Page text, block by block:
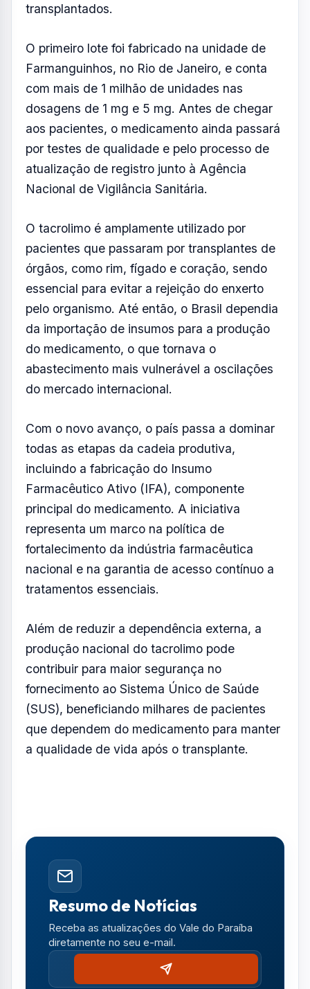
transplantados.
O primeiro lote foi fabricado na unidade de
Farmanguinhos, no Rio de Janeiro, e conta
com mais de 1 milhão de unidades nas
dosagens de 1 mg e 5 mg. Antes de chegar
aos pacientes, o medicamento ainda passará
por testes de qualidade e pelo processo de
atualização de registro junto à Agência
Nacional de Vigilância Sanitária.
O tacrolimo é amplamente utilizado por
pacientes que passaram por transplantes de
órgãos, como rim, fígado e coração, sendo
essencial para evitar a rejeição do enxerto
pelo organismo. Até então, o Brasil dependia
da importação de insumos para a produção
do medicamento, o que tornava o
abastecimento mais vulnerável a oscilações
do mercado internacional.
Com o novo avanço, o país passa a dominar
todas as etapas da cadeia produtiva,
incluindo a fabricação do Insumo
Farmacêutico Ativo (IFA), componente
principal do medicamento. A iniciativa
representa um marco na política de
fortalecimento da indústria farmacêutica
nacional e na garantia de acesso contínuo a
tratamentos essenciais.
Além de reduzir a dependência externa, a
produção nacional do tacrolimo pode
contribuir para maior segurança no
fornecimento ao Sistema Único de Saúde
(SUS), beneficiando milhares de pacientes
que dependem do medicamento para manter
a qualidade de vida após o transplante.
Resumo de Notícias
Receba as atualizações do Vale do Paraíba
diretamente no seu e-mail.